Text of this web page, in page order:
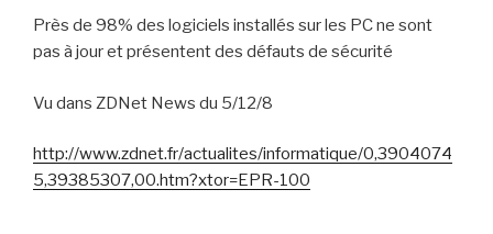
Près de 98% des logiciels installés sur les PC ne sont
pas à jour et présentent des défauts de sécurité
Vu dans ZDNet News du 5/12/8
http://www.zdnet.fr/actualites/informatique/0,3904074
5,39385307,00.htm?xtor=EPR-100